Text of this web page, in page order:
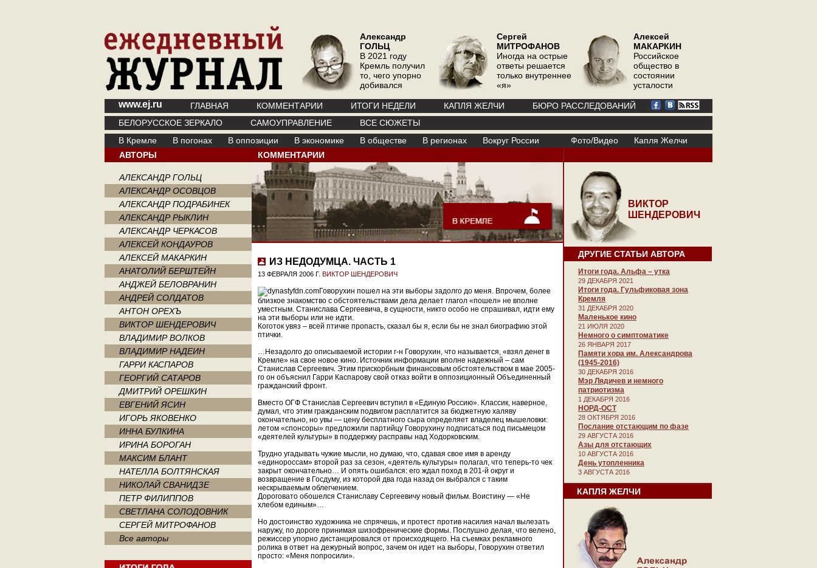
Александр
ГОЛЬЦ
В 2021 году
Кремль получил
то, чего упорно
добивался
Сергей
МИТРОФАНОВ
Иногда на острые
ответы решается
только внутреннее
«я»
Алексей
МАКАРКИН
Российское
общество в
состоянии
усталости
www.ej.ru ГЛАВНАЯ КОММЕНТАРИИ ИТОГИ НЕДЕЛИ КАПЛЯ ЖЕЛЧИ
БЮРО РАССЛЕДОВАНИЙ
БЕЛОРУССКОЕ ЗЕРКАЛО
САМОУПРАВЛЕНИЕ
ВСЕ СЮЖЕТЫ
В Кремле
В погонах В оппозиции В экономике В обществе В регионах Вокруг России Фото/Видео
Капля Желчи
АВТОРЫ
АЛЕКСАНДР ГОЛЬЦ
АЛЕКСАНДР ОСОВЦОВ
АЛЕКСАНДР ПОДРАБИНЕК
АЛЕКСАНДР РЫКЛИН
АЛЕКСАНДР ЧЕРКАСОВ
АЛЕКСЕЙ КОНДАУРОВ
АЛЕКСЕЙ МАКАРКИН
АНАТОЛИЙ БЕРШТЕЙН
АНДЖЕЙ БЕЛОВРАНИН
АНДРЕЙ СОЛДАТОВ
АНТОН ОРЕХЪ
ВИКТОР ШЕНДЕРОВИЧ
ВЛАДИМИР ВОЛКОВ
ВЛАДИМИР НАДЕИН
ГАРРИ КАСПАРОВ
ГЕОРГИЙ САТАРОВ
ДМИТРИЙ ОРЕШКИН
ЕВГЕНИЙ ЯСИН
ИГОРЬ ЯКОВЕНКО
ИННА БУЛКИНА
ИРИНА БОРОГАН
МАКСИМ БЛАНТ
НАТЕЛЛА БОЛТЯНСКАЯ
НИКОЛАЙ СВАНИДЗЕ
ПЕТР ФИЛИППОВ
СВЕТЛАНА СОЛОДОВНИК
СЕРГЕЙ МИТРОФАНОВ
Все авторы
КОММЕНТАРИИ
ИЗ НЕДОДУМЦА. ЧАСТЬ 1
13 ФЕВРАЛЯ 2006 Г. ВИКТОР ШЕНДЕРОВИЧ
Говорухин пошел на эти выборы задолго до меня. Впрочем, более
близкое знакомство с обстоятельствами дела делает глагол «пошел» не вполне
уместным. Станислава Сергеевича, в сущности, никто особо не спрашивал, идти ему
на эти выборы или не идти.
Коготок увяз – всей птичке пропасть, сказал бы я, если бы не знал биографию этой
птички.
…Незадолго до описываемой истории г-н Говорухин, что называется, «взял денег в
Кремле» на свое новое кино. Источник информации вполне надежный – сам
Станислав Сергеевич. Этим прискорбным финансовым обстоятельством в мае 2005-
го он объяснил Гарри Каспарову свой отказ войти в оппозиционный Объединенный
гражданский фронт.
Вместо ОГФ Станислав Сергеевич вступил в «Единую Россию». Классик, наверное,
думал, что этим гражданским подвигом расплатится за бюджетную халяву
окончательно, но увы — цену бесплатного сыра определяет владелец мышеловки:
летом «спонсоры» предложили партийцу Говорухину подписаться под письмецом
«деятелей культуры» в поддержку расправы над Ходорковским.
Трудно угадывать чужие мысли, но думаю, что, сдавая свое имя в аренду
«единороссам» второй раз за сезон, «деятель культуры» полагал, что теперь-то чек
закрыт окончательно… И опять ошибался: его ждал поход в 201-й округ и
возвращение в Госдуму, из которой два года назад он выбрался с таким
нескрываемым облегчением.
Дороговато обошелся Станиславу Сергеевичу новый фильм. Воистину — «Не
хлебом единым»…
Но достоинство художника не спрячешь, и протест против насилия начал вылезать
наружу, по дороге принимая шизофренические формы. Послушно делая, что велено,
режиссер упорно дистанцировался от происходящего. На съемках рекламного
ролика в ответ на дежурный вопрос, зачем он идет на выборы, Говорухин ответил
просто: «Меня попросили».
ВИКТОР
ШЕНДЕРОВИЧ
ДРУГИЕ СТАТЬИ АВТОРА
Итоги года. Альфа – утка
29 ДЕКАБРЯ 2021
Итоги года. Гульфиковая зона
Кремля
31 ДЕКАБРЯ 2020
Маленькое кино
21 ИЮЛЯ 2020
Немного о симптоматике
26 ЯНВАРЯ 2017
Памяти хора им. Александрова
(1945-2016)
30 ДЕКАБРЯ 2016
Мэр Лядичев и немного
патриотизма
1 ДЕКАБРЯ 2016
НОРД-ОСТ
28 ОКТЯБРЯ 2016
Послание отстающим по фазе
29 АВГУСТА 2016
Азы для отстающих
10 АВГУСТА 2016
День утопленника
3 АВГУСТА 2016
КАПЛЯ ЖЕЛЧИ